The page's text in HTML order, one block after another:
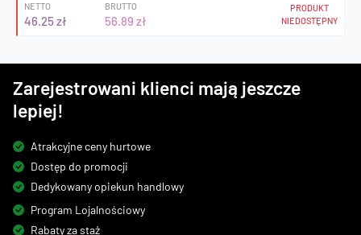
NETTO
46.25 zł
BRUTTO
56.89 zł
PRODUKT
NIEDOSTĘPNY
Zarejestrowani klienci mają jeszcze
lepiej!
Atrakcyjne ceny hurtowe
Dostęp do promocji
Dedykowany opiekun handlowy
Program Lojalnościowy
Rabaty za staż